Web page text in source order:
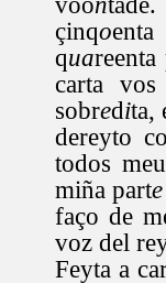
çinqo
qua
carta
sobredita,
dereyto co
todos
miña parte
faço de
voz del
Feyta a